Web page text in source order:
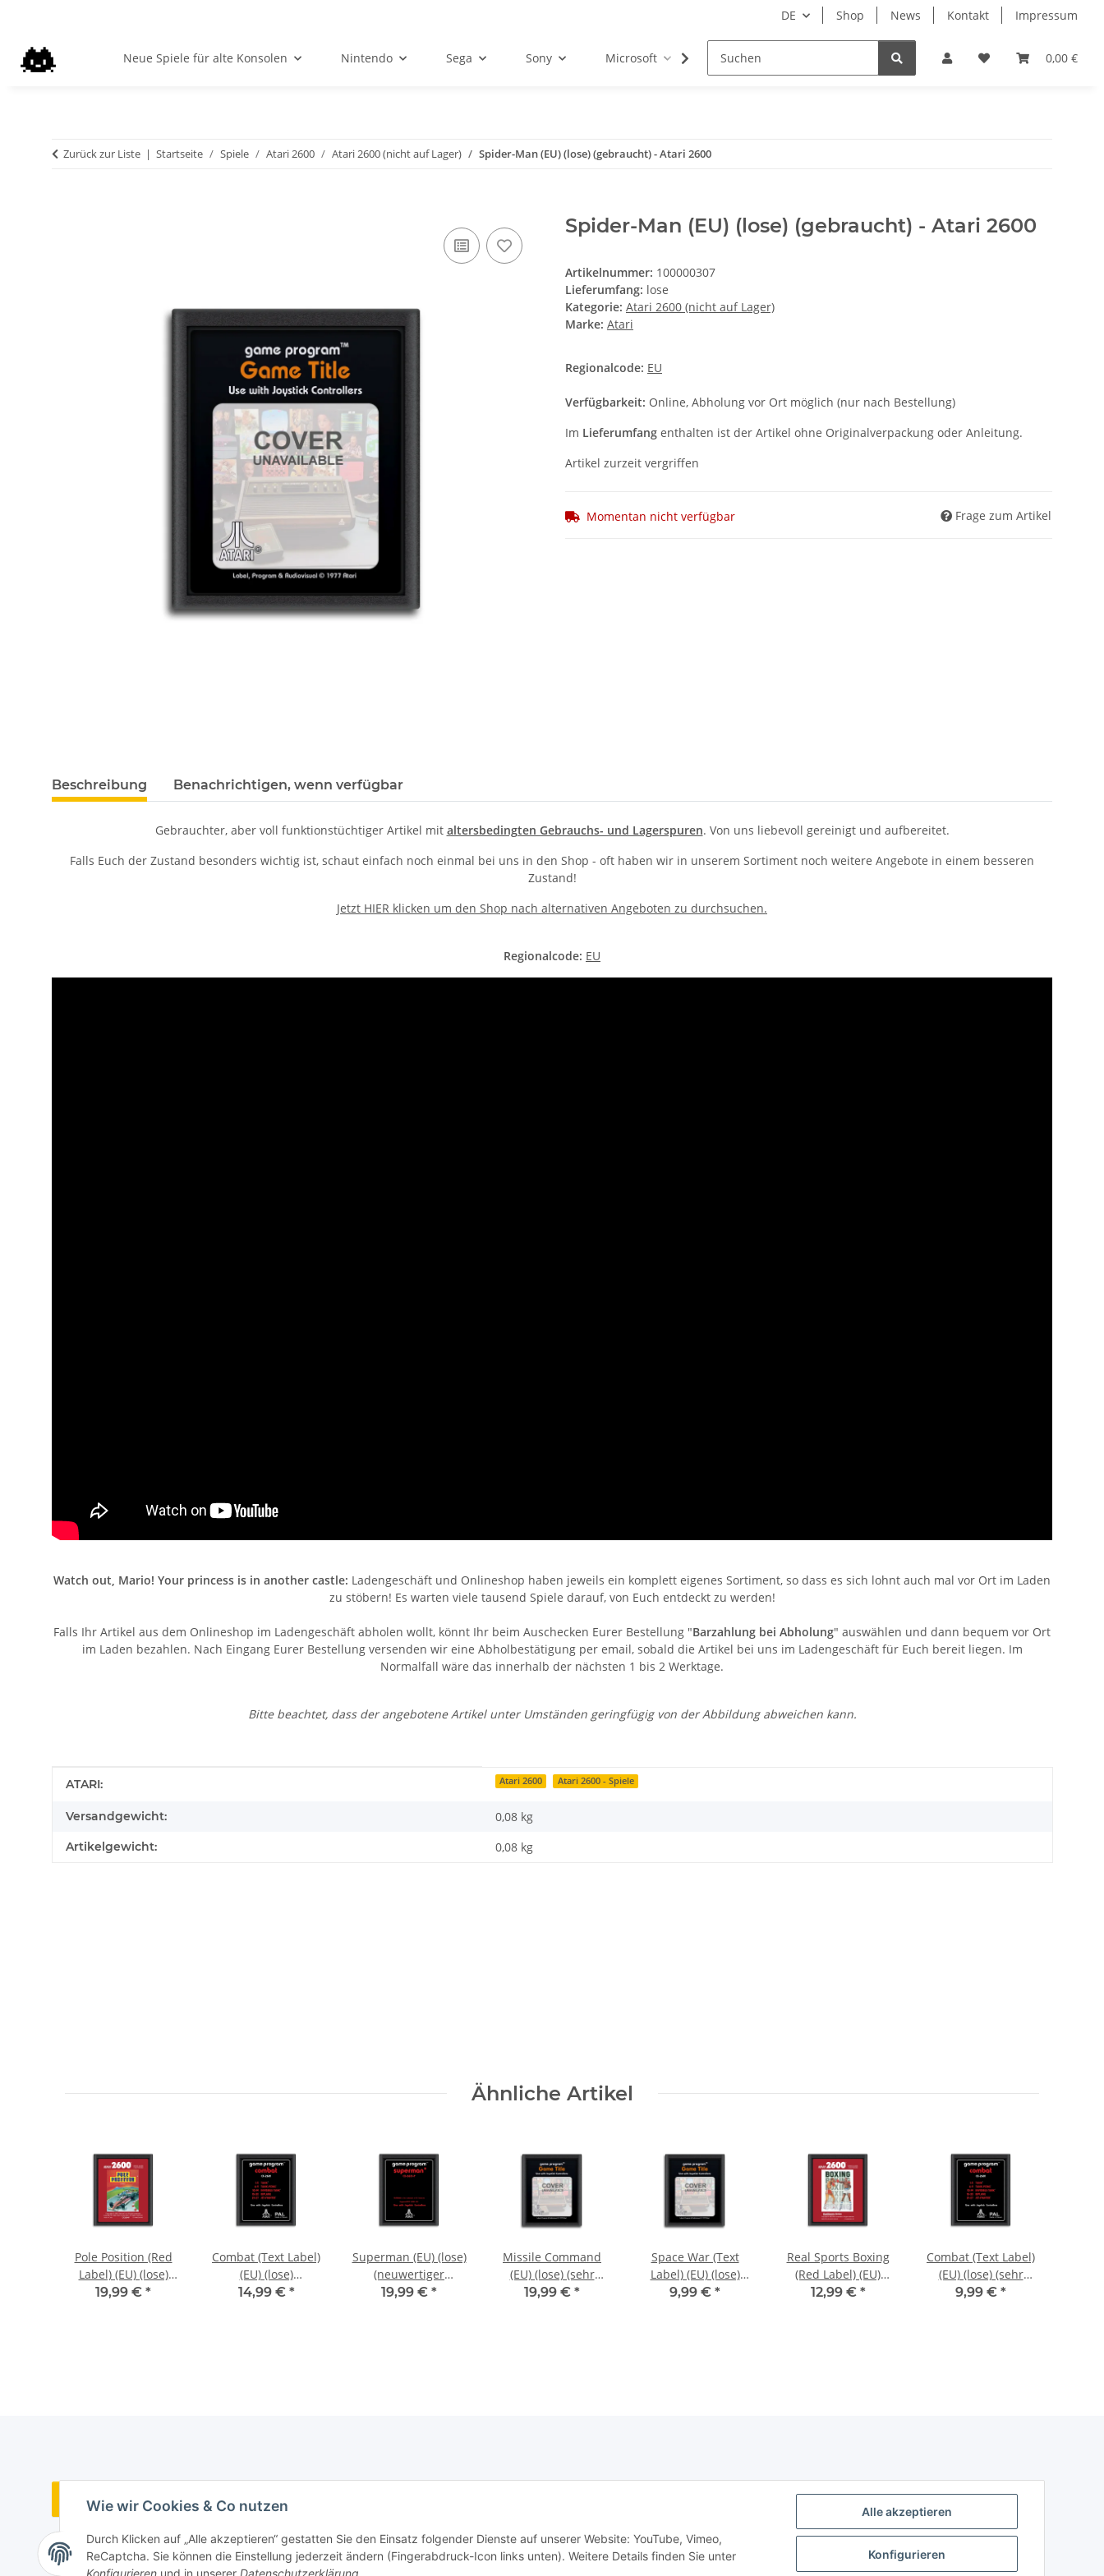
Alle akzeptieren
Konfigurieren
Wie wir Cookies & Co nutzen
Durch Klicken auf „Alle akzeptieren“ gestatten Sie den Einsatz folgender Dienste auf unserer Website: YouTube, Vimeo,
ReCaptcha. Sie können die Einstellung jederzeit ändern (Fingerabdruck-Icon links unten). Weitere Details finden Sie unter
DE Shop News Kontakt Impressum
0,00 €
Neue Spiele für alte Konsolen Nintendo Sega Sony Microsoft Atari
Zurück zur Liste Startseite Spiele Atari 2600 Atari 2600 (nicht auf Lager) Spider-Man (EU) (lose) (gebraucht) - Atari 2600
Spider-Man (EU) (lose) (gebraucht) - Atari 2600
Artikelnummer: 100000307
Lieferumfang: lose
Kategorie: Atari 2600 (nicht auf Lager)
Marke: Atari
Regionalcode: EU
Verfügbarkeit: Online, Abholung vor Ort möglich (nur nach Bestellung)
Im Lieferumfang enthalten ist der Artikel ohne Originalverpackung oder Anleitung.
Artikel zurzeit vergriffen
Momentan nicht verfügbar Frage zum Artikel
Beschreibung Benachrichtigen, wenn verfügbar
Gebrauchter, aber voll funktionstüchtiger Artikel mit altersbedingten Gebrauchs- und Lagerspuren. Von uns liebevoll gereinigt und aufbereitet.
Falls Euch der Zustand besonders wichtig ist, schaut einfach noch einmal bei uns in den Shop - oft haben wir in unserem Sortiment noch weitere Angebote in einem besseren
Zustand!
Jetzt HIER klicken um den Shop nach alternativen Angeboten zu durchsuchen.
Regionalcode: EU
Watch out, Mario! Your princess is in another castle: Ladengeschäft und Onlineshop haben jeweils ein komplett eigenes Sortiment, so dass es sich lohnt auch mal vor Ort im Laden
zu stöbern! Es warten viele tausend Spiele darauf, von Euch entdeckt zu werden!
Falls Ihr Artikel aus dem Onlineshop im Ladengeschäft abholen wollt, könnt Ihr beim Auschecken Eurer Bestellung "Barzahlung bei Abholung" auswählen und dann bequem vor Ort
im Laden bezahlen. Nach Eingang Eurer Bestellung versenden wir eine Abholbestätigung per email, sobald die Artikel bei uns im Ladengeschäft für Euch bereit liegen. Im
Normalfall wäre das innerhalb der nächsten 1 bis 2 Werktage.
Bitte beachtet, dass der angebotene Artikel unter Umständen geringfügig von der Abbildung abweichen kann.
Produkteigenschaft
Wert
ATARI: Atari 2600 Atari 2600 - Spiele
Versandgewicht: 0,08 kg
Artikelgewicht: 0,08 kg
Ähnliche Artikel
Pole Position (Red
Label) (EU) (lose)
(sehr guter Zustand)
19,99 € *
Combat (Text Label)
(EU) (lose)
(neuwertiger
14,99 € *
Superman (EU) (lose)
(neuwertiger
Sammlerzustand) -
19,99 € *
Missile Command
(EU) (lose) (sehr
guter Zustand) -
19,99 € *
Space War (Text
Label) (EU) (lose)
(sehr gut) - Atari
9,99 € *
Real Sports Boxing
(Red Label) (EU)
(lose) (sehr guter
12,99 € *
Combat (Text Label)
(EU) (lose) (sehr
guter Zustand) -
9,99 € *
Vertrag widerrufen